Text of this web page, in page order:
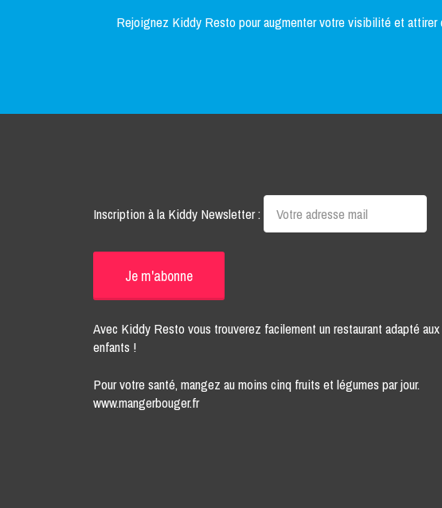
Rejoignez Kiddy Resto pour augmenter votre visibilité et attirer
Inscription à la Kiddy Newsletter :
Avec Kiddy Resto vous trouverez facilement un restaurant adapté aux
enfants !
Pour votre santé, mangez au moins cinq fruits et légumes par jour.
www.mangerbouger.fr